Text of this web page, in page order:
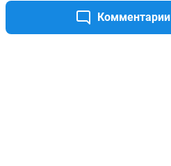
Комментарии